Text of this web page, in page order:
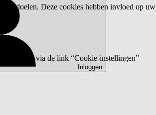
Inloggen
Deze cookies hebben invloed op uw
wijzigen via de link “Cookie-instellingen”